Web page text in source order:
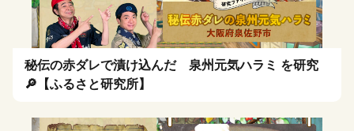
秘伝の赤ダレで漬け込んだ 泉州元気ハラミ を研究
🔎【ふるさと研究所】